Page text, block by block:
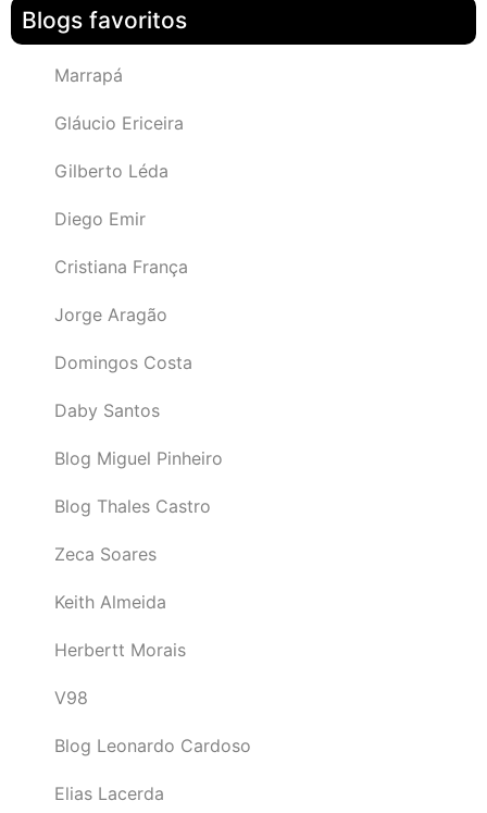
Blogs favoritos
Marrapá
Gláucio Ericeira
Gilberto Léda
Diego Emir
Cristiana França
Jorge Aragão
Domingos Costa
Daby Santos
Blog Miguel Pinheiro
Blog Thales Castro
Zeca Soares
Keith Almeida
Herbertt Morais
V98
Blog Leonardo Cardoso
Elias Lacerda